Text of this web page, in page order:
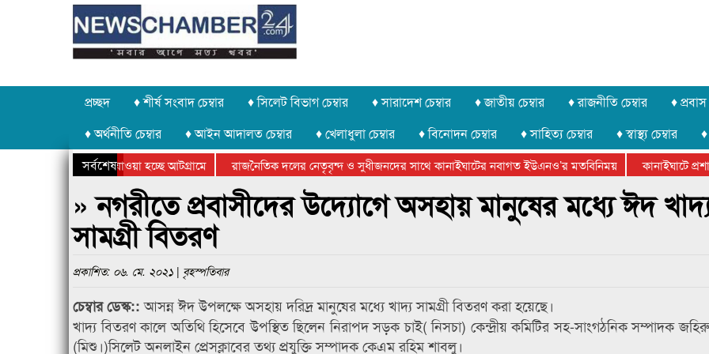
প্রচ্ছদ ♦ শীর্ষ সংবাদ চেম্বার ♦ সিলেট বিভাগ চেম্বার ♦ সারাদেশ চেম্বার ♦ জাতীয় চেম্বার ♦ রাজনীতি চেম্বার ♦ প্রবাস
♦ অর্থনীতি চেম্বার
♦ আইন আদালত চেম্বার ♦ খেলাধুলা চেম্বার ♦ বিনোদন চেম্বার ♦ সাহিত্য চেম্বার ♦ স্বাস্থ্য চেম্বার
সর্বশেষ
চুরি করে নিয়ে যাওয়া হচ্ছে আটগ্রামে রাজনৈতিক দলের নেতৃবৃন্দ ও সুধীজনদের সাথে কানাইঘাটের নবাগত ইউএনও’র মতবিনিময় কানাইঘাটে
ক্রীড়া প্রতিযোগিতার পুরস্কার বিতরণ সম্পন্ন
সিলেটে বাংলাদেশ গ্রুপ থিয়েটার ফেডারেশানের বিভাগীয় অভিনয় কর্মশালা সম্পন্ন
» নগরীতে প্রবাসীদের উদ্যোগে অসহায় মানুষের মধ্যে ঈদ
সামগ্রী বিতরণ
প্রকাশিত: ০৬. মে. ২০২১ | বৃহস্পতিবার
চেম্বার ডেস্ক::আসন্ন ঈদ উপলক্ষে অসহায় দরিদ্র মানুষের মধ্যে খাদ্য সামগ্রী বিতরণ করা হয়েছে।
খাদ্য বিতরণ কালে অতিথি হিসেবে উপস্থিত ছিলেন নিরাপদ সড়ক চাই( নিসচা) কেন্দ্রীয় কমিটির সহ-সাংগঠনিক সম্পাদক
(মিশু।)সিলেট অনলাইন প্রেসক্লাবের তথ্য প্রযুক্তি সম্পাদক কেএম রহিম শাবলু।